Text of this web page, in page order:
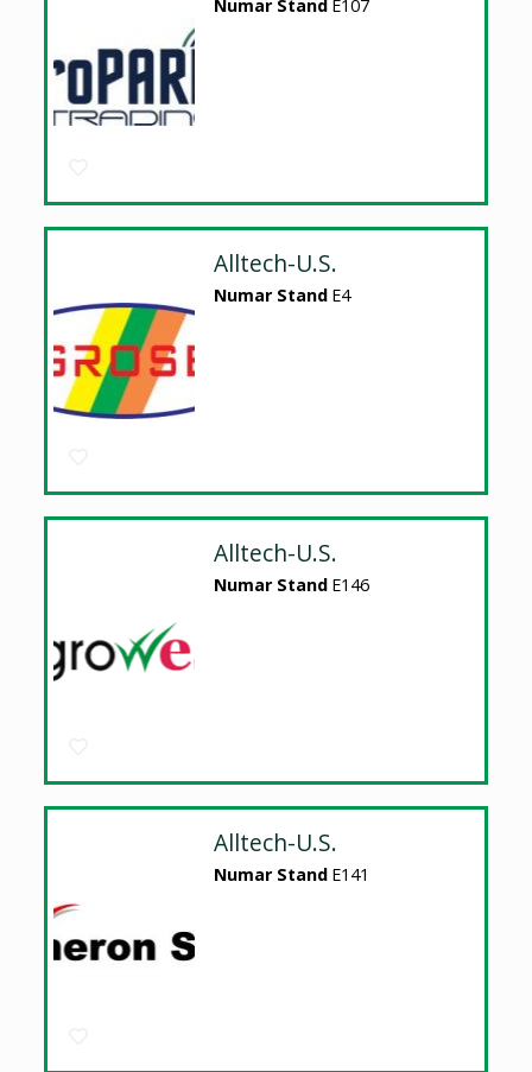
Numar Stand E107
Alltech-U.S.
Numar Stand E4
Alltech-U.S.
Numar Stand E146
Alltech-U.S.
Numar Stand E141